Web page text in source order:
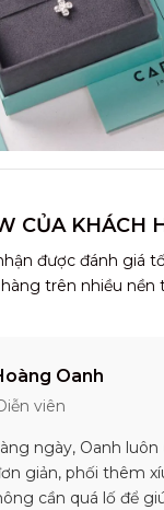
CỦA KHÁCH
được đánh giá
trên nhiều nền
Oanh
viên
ngày, Oanh
giản, phối thêm
cần quá lố để